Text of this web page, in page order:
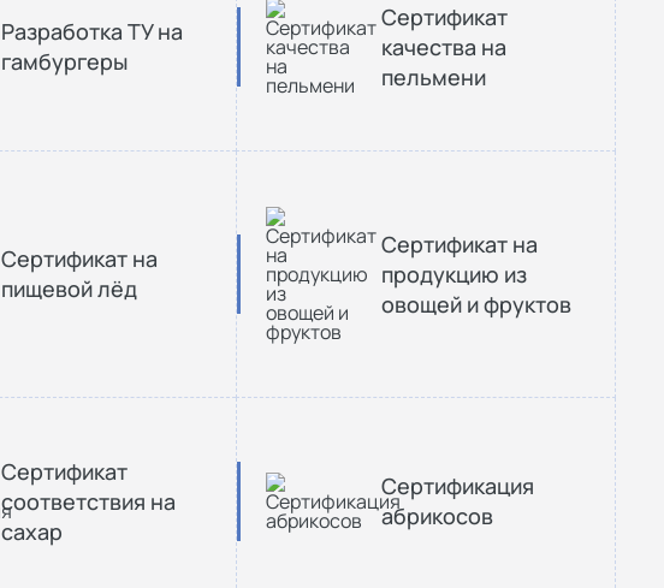
Разработка ТУ на
гамбургеры
Сертификат
качества на
пельмени
Сертификат на
пищевой лёд
Сертификат на
продукцию из
овощей и фруктов
Сертификат
соответствия на
сахар
Сертификация
абрикосов